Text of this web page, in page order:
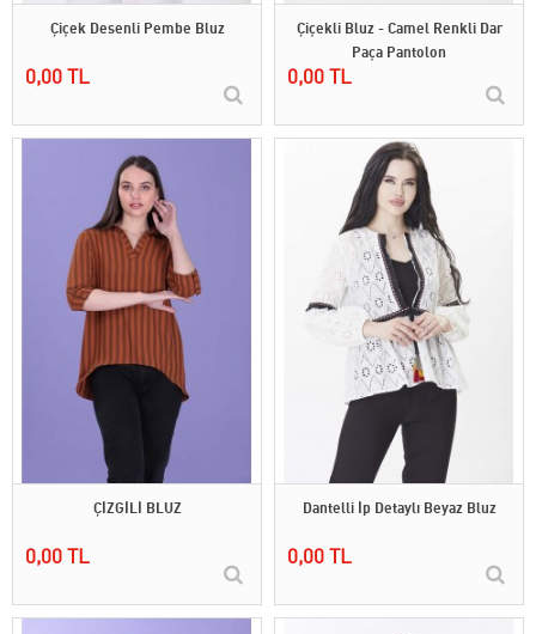
Çiçek Desenli Pembe Bluz
0,00 TL
Çiçekli Bluz - Camel Renkli Dar
Paça Pantolon
0,00 TL
ÇİZGİLİ BLUZ
0,00 TL
Dantelli İp Detaylı Beyaz Bluz
0,00 TL